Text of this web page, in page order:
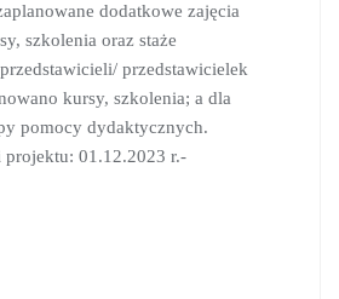
dodatkowe zajęcia
szkolenia oraz staże
przedstawicielek
kursy, szkolenia; a dla
pomocy dydaktycznych.
projektu: 01.12.2023 r.-